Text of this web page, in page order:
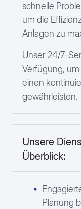
schnelle
um die
Anlagen zu
Unser 24/7-
Verfügung,
einen
gewährleisten.
Unsere
Überblick:
Planung